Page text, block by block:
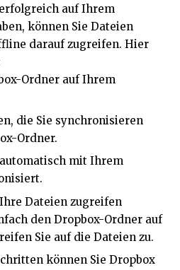
auf Ihrem
können Sie Dateien
darauf zugreifen. Hier
Ordner auf Ihrem
die Sie synchronisieren
Ordner.
mit Ihrem
Dateien zugreifen
den Dropbox-Ordner auf
Sie auf die Dateien zu.
können Sie Dropbox